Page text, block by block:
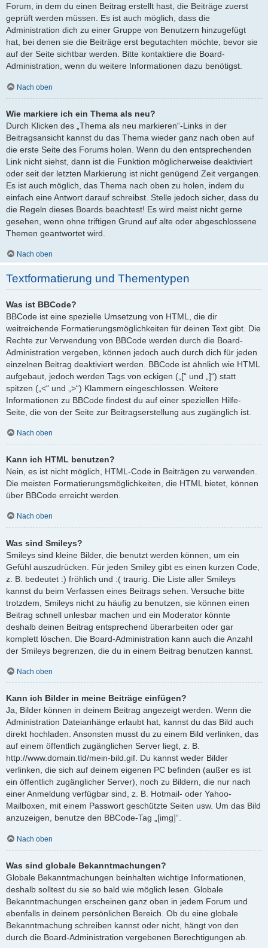
Forum, in dem du einen Beitrag erstellt hast, die Beiträge zuerst
geprüft werden müssen. Es ist auch möglich, dass die
Administration dich zu einer Gruppe von Benutzern hinzugefügt
hat, bei denen sie die Beiträge erst begutachten möchte, bevor sie
auf der Seite sichtbar werden. Bitte kontaktiere die Board-
Administration, wenn du weitere Informationen dazu benötigst.
Nach oben
Wie markiere ich ein Thema als neu?
Durch Klicken des „Thema als neu markieren“-Links in der
Beitragsansicht kannst du das Thema wieder ganz nach oben auf
die erste Seite des Forums holen. Wenn du den entsprechenden
Link nicht siehst, dann ist die Funktion möglicherweise deaktiviert
oder seit der letzten Markierung ist nicht genügend Zeit vergangen.
Es ist auch möglich, das Thema nach oben zu holen, indem du
einfach eine Antwort darauf schreibst. Stelle jedoch sicher, dass du
die Regeln dieses Boards beachtest! Es wird meist nicht gerne
gesehen, wenn ohne triftigen Grund auf alte oder abgeschlossene
Themen geantwortet wird.
Nach oben
Textformatierung und Thementypen
Was ist BBCode?
BBCode ist eine spezielle Umsetzung von HTML, die dir
weitreichende Formatierungsmöglichkeiten für deinen Text gibt. Die
Rechte zur Verwendung von BBCode werden durch die Board-
Administration vergeben, können jedoch auch durch dich für jeden
einzelnen Beitrag deaktiviert werden. BBCode ist ähnlich wie HTML
aufgebaut, jedoch werden Tags von eckigen („[“ und „]“) statt
spitzen („<“ und „>“) Klammern eingeschlossen. Weitere
Informationen zu BBCode findest du auf einer speziellen Hilfe-
Seite, die von der Seite zur Beitragserstellung aus zugänglich ist.
Nach oben
Kann ich HTML benutzen?
Nein, es ist nicht möglich, HTML-Code in Beiträgen zu verwenden.
Die meisten Formatierungsmöglichkeiten, die HTML bietet, können
über BBCode erreicht werden.
Nach oben
Was sind Smileys?
Smileys sind kleine Bilder, die benutzt werden können, um ein
Gefühl auszudrücken. Für jeden Smiley gibt es einen kurzen Code,
z. B. bedeutet :) fröhlich und :( traurig. Die Liste aller Smileys
kannst du beim Verfassen eines Beitrags sehen. Versuche bitte
trotzdem, Smileys nicht zu häufig zu benutzen, sie können einen
Beitrag schnell unlesbar machen und ein Moderator könnte
deshalb deinen Beitrag entsprechend überarbeiten oder gar
komplett löschen. Die Board-Administration kann auch die Anzahl
der Smileys begrenzen, die du in einem Beitrag benutzen kannst.
Nach oben
Kann ich Bilder in meine Beiträge einfügen?
Ja, Bilder können in deinem Beitrag angezeigt werden. Wenn die
Administration Dateianhänge erlaubt hat, kannst du das Bild auch
direkt hochladen. Ansonsten musst du zu einem Bild verlinken, das
auf einem öffentlich zugänglichen Server liegt, z. B.
http://www.domain.tld/mein-bild.gif. Du kannst weder Bilder
verlinken, die sich auf deinem eigenen PC befinden (außer es ist
ein öffentlich zugänglicher Server), noch zu Bildern, die nur nach
einer Anmeldung verfügbar sind, z. B. Hotmail- oder Yahoo-
Mailboxen, mit einem Passwort geschützte Seiten usw. Um das Bild
anzuzeigen, benutze den BBCode-Tag „[img]“.
Nach oben
Was sind globale Bekanntmachungen?
Globale Bekanntmachungen beinhalten wichtige Informationen,
deshalb solltest du sie so bald wie möglich lesen. Globale
Bekanntmachungen erscheinen ganz oben in jedem Forum und
ebenfalls in deinem persönlichen Bereich. Ob du eine globale
Bekanntmachung schreiben kannst oder nicht, hängt von den
durch die Board-Administration vergebenen Berechtigungen ab.